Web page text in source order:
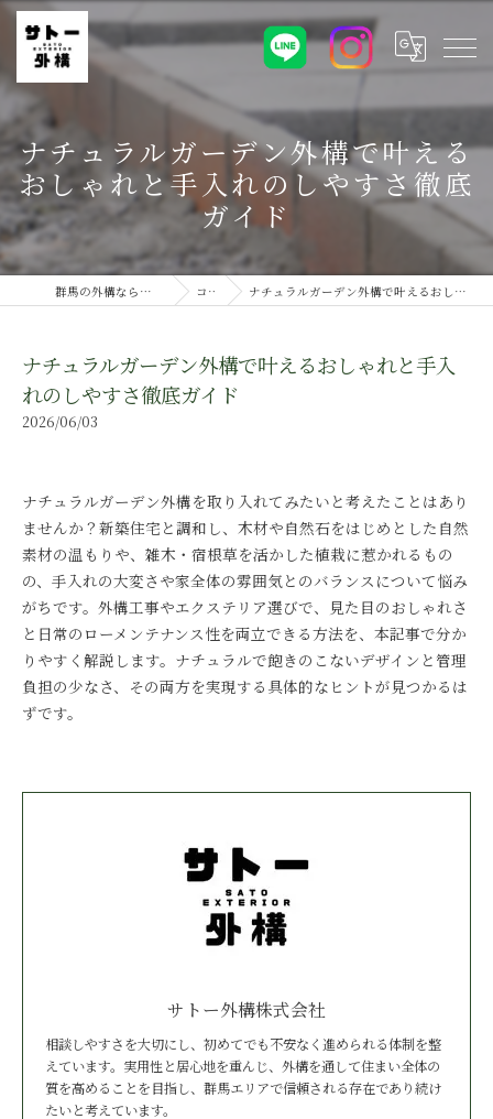
ナチュラルガーデン外構で叶える
おしゃれと手入れのしやすさ徹底
ガイド
群馬の外構ならサトー外構株式会社 コラム ナチュラルガーデン外構で叶えるおしゃれと手入れのしやすさ徹底ガイド
ナチュラルガーデン外構で叶えるおしゃれと手入
れのしやすさ徹底ガイド
2026/06/03
ナチュラルガーデン外構を取り入れてみたいと考えたことはあり
ませんか？新築住宅と調和し、木材や自然石をはじめとした自然
素材の温もりや、雑木・宿根草を活かした植栽に惹かれるもの
の、手入れの大変さや家全体の雰囲気とのバランスについて悩み
がちです。外構工事やエクステリア選びで、見た目のおしゃれさ
と日常のローメンテナンス性を両立できる方法を、本記事で分か
りやすく解説します。ナチュラルで飽きのこないデザインと管理
負担の少なさ、その両方を実現する具体的なヒントが見つかるは
ずです。
サトー外構株式会社
相談しやすさを大切にし、初めてでも不安なく進められる体制を整
えています。実用性と居心地を重んじ、外構を通して住まい全体の
質を高めることを目指し、群馬エリアで信頼される存在であり続け
たいと考えています。